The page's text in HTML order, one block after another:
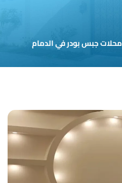
محلات جبس بودر في الدمام